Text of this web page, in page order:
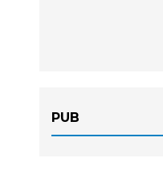
PUB